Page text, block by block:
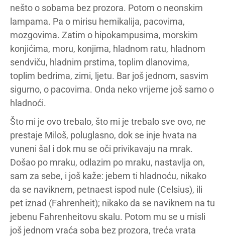
nešto o sobama bez prozora. Potom o neonskim
lampama. Pa o mirisu hemikalija, pacovima,
mozgovima. Zatim o hipokampusima, morskim
konjićima, moru, konjima, hladnom ratu, hladnom
sendviču, hladnim prstima, toplim dlanovima,
toplim bedrima, zimi, ljetu. Bar još jednom, sasvim
sigurno, o pacovima. Onda neko vrijeme još samo o
hladnoći.
Što mi je ovo trebalo, što mi je trebalo sve ovo, ne
prestaje Miloš, poluglasno, dok se inje hvata na
vuneni šal i dok mu se oči privikavaju na mrak.
Došao po mraku, odlazim po mraku, nastavlja on,
sam za sebe, i još kaže: jebem ti hladnoću, nikako
da se naviknem, petnaest ispod nule (Celsius), ili
pet iznad (Fahrenheit); nikako da se naviknem na tu
jebenu Fahrenheitovu skalu. Potom mu se u misli
još jednom vraća soba bez prozora, treća vrata